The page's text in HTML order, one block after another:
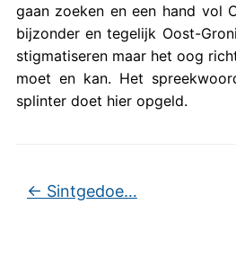
gaan zoeken en een hand vol
bijzonder en tegelijk Oost-
stigmatiseren maar het oog
moet en kan. Het
splinter doet hier opgeld.
← Sintgedoe…